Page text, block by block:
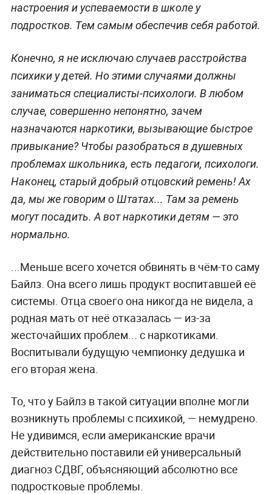
настроения и успеваемости в школе у
подростков. Тем самым обеспечив себя работой.
Конечно, я не исключаю случаев расстройства
психики у детей. Но этими случаями должны
заниматься специалисты-психологи. В любом
случае, совершенно непонятно, зачем
назначаются наркотики, вызывающие быстрое
привыкание? Чтобы разобраться в душевных
проблемах школьника, есть педагоги, психологи.
Наконец, старый добрый отцовский ремень! Ах
да, мы же говорим о Штатах... Там за ремень
могут посадить. А вот наркотики детям — это
нормально.
...Меньше всего хочется обвинять в чём-то саму
Байлз. Она всего лишь продукт воспитавшей её
системы. Отца своего она никогда не видела, а
родная мать от неё отказалась — из-за
жесточайших проблем... с наркотиками.
Воспитывали будущую чемпионку дедушка и
его вторая жена.
То, что у Байлз в такой ситуации вполне могли
возникнуть проблемы с психикой, — немудрено.
Не удивимся, если американские врачи
действительно поставили ей универсальный
диагноз СДВГ, объясняющий абсолютно все
подростковые проблемы.